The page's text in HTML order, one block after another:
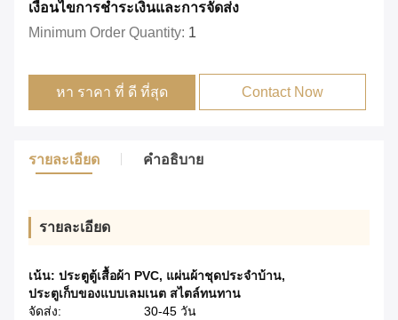
เงื่อนไขการชําระเงินและการจัดส่ง
Minimum Order Quantity: 1
หา ราคา ที่ ดี ที่สุด Contact Now
รายละเอียด คําอธิบาย
รายละเอียด
เน้น: ประตูตู้เสื้อผ้า PVC, แผ่นผ้าชุดประจําบ้าน,
ประตูเก็บของแบบเลมเนต สไตล์ทนทาน
จัดส่ง:
30-45 วัน